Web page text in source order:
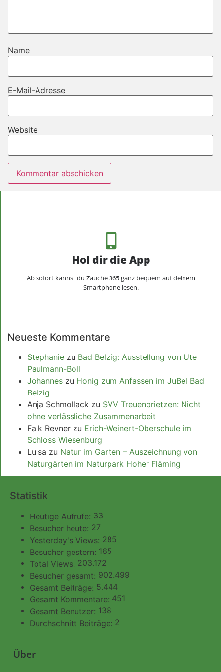
Name
E-Mail-Adresse
Website
Hol dir die App
Ab sofort kannst du Zauche 365 ganz bequem auf deinem
Smartphone lesen.
Neueste Kommentare
Stephanie zu Bad Belzig: Ausstellung von Ute
Paulmann-Boll
Johannes zu Honig zum Anfassen im JuBel Bad
Belzig
Anja Schmollack zu SVV Treuenbrietzen: Nicht
ohne verlässliche Zusammenarbeit
Falk Revner zu Erich-Weinert-Oberschule im
Schloss Wiesenburg
Luisa zu Natur im Garten – Auszeichnung von
Naturgärten im Naturpark Hoher Fläming
Statistik
Heutige Aufrufe: 33
Besucher heute: 27
Yesterday's Views: 285
Besucher gestern: 165
Total Views: 203.172
Besucher gesamt: 902.499
Gesamt Beiträge: 5.444
Gesamt Kommentare: 451
Gesamt Benutzer: 138
Durchschnitt Beiträge: 2
Über